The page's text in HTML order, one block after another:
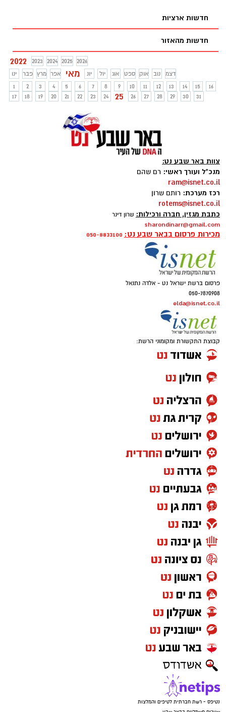
חדשות ארציות
חדשות מהאזור
2022 2023 2024 2025
2026
ינו
פבר מרץ אפר מאי יונ יול אוג ספט אוק נוב
דצמ
1
2 3 4 5 6 7 8 9 10 11 12 13 14 15
16
17
18 19 20 21 22 23 24 25 26 27 28 29 30 31
צוות באר שבע נט:
מנכ"ל ועורך ראשי: רם שהם
ram@isnet.co.il
רכז מערכת: רותם שרון
rotems@isnet.co.il
כתבת מגזין, חברה ורכילות: שרון דינר
sharondinarr@gmail.com
מכירות פרסום בבאר שבע נט: 050-8833100
פרסום ברשת ישראל נט - אלדה נתנאל
050-7870908
elda@isnet.co.il
קבוצת התקשורת ומקומוני הרשת:
נטיפס - רשת חברתית לטיפים והמלצות